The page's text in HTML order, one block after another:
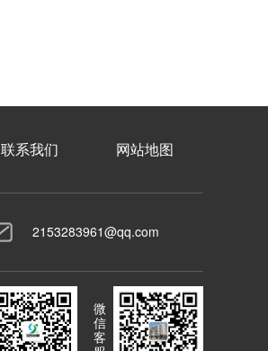
联系我们 网站地图
2153283961@qq.com
微
信
客